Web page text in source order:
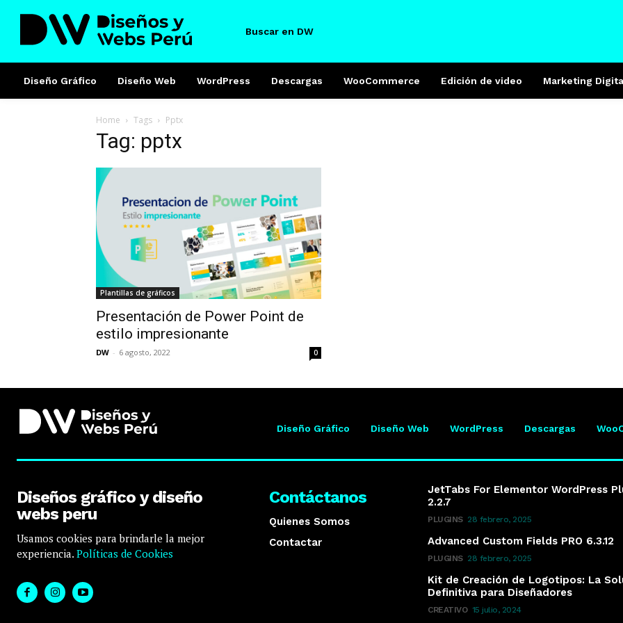
Buscar en DW
Diseño Gráfico Diseño Web WordPress Descargas WooCommerce Edición de video Marketing
Home Tags Pptx
Tag: pptx
Plantillas de gráficos
Presentación de Power Point de
estilo impresionante
DW - 6 agosto, 2022 0
Diseño Gráfico Diseño Web WordPress Descargas
Diseños gráfico y diseño
webs peru
Usamos cookies para brindarle la mejor
experiencia. Políticas de Cookies
Contáctanos
Quienes Somos
Contactar
JetTabs For Elementor WordPress
2.2.7
PLUGINS 28 febrero, 2025
Advanced Custom Fields PRO 6.3.12
PLUGINS 28 febrero, 2025
Kit de Creación de Logotipos: La
Definitiva para Diseñadores
CREATIVO 15 julio, 2024